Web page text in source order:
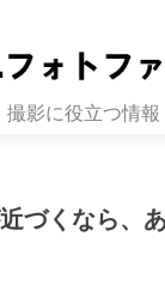
撮影に役立つ情報
づくなら、